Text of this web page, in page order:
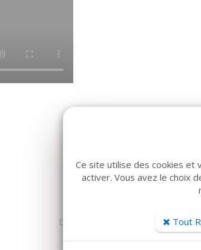
Dans la même famille de produits,
Ce site utilise des cookies et
activer. Vous avez le choix
Tout